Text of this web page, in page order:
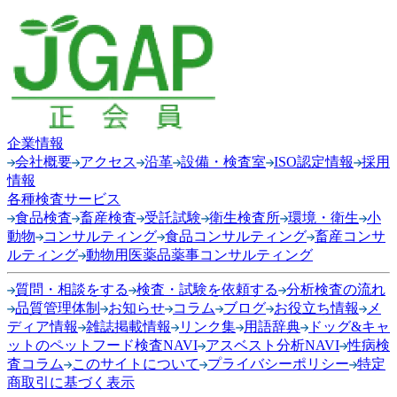
企業情報
会社概要 アクセス 沿革 設備・検査室 ISO認定情報
採用
情報
各種検査サービス
食品検査 畜産検査 受託試験 衛生検査所 環境・衛生 小
動物
コンサルティング 食品コンサルティング 畜産コンサ
ルティング 動物用医薬品薬事コンサルティング
質問・相談をする 検査・試験を依頼する
分析検査の流れ
品質管理体制
お知らせ コラム ブログ お役立ち情報
メ
ディア情報
雑誌掲載情報 リンク集 用語辞典
ドッグ&キャ
ットのペットフード検査NAVI アスベスト分析NAVI 性病検
査コラム
このサイトについて プライバシーポリシー 特定
商取引に基づく表示